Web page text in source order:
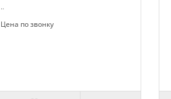
..
Цена по звонку